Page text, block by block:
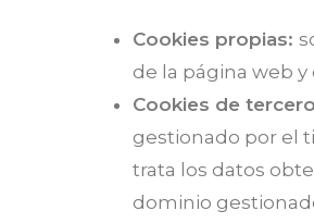
Cookies propias:
de la página web
Cookies de
gestionado por el
trata los datos
dominio